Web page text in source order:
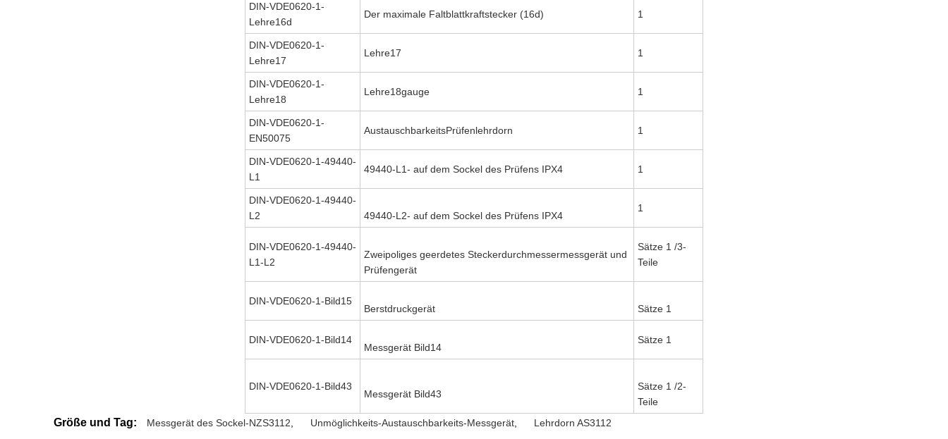
DIN-VDE0620-1-
Lehre16d
Der maximale Faltblattkraftstecker (16d) 1
DIN-VDE0620-1-
Lehre17
Lehre17 1
DIN-VDE0620-1-
Lehre18
Lehre18gauge 1
DIN-VDE0620-1-
EN50075
AustauschbarkeitsPrüfenlehrdorn 1
DIN-VDE0620-1-49440-
L1
49440-L1- auf dem Sockel des Prüfens IPX4 1
DIN-VDE0620-1-49440-
L2
49440-L2- auf dem Sockel des Prüfens IPX4
1
DIN-VDE0620-1-49440-
L1-L2
Zweipoliges geerdetes Steckerdurchmessermessgerät und
Prüfengerät
Sätze 1 /3-
Teile
DIN-VDE0620-1-Bild15
Berstdruckgerät Sätze 1
DIN-VDE0620-1-Bild14
Messgerät Bild14
Sätze 1
DIN-VDE0620-1-Bild43
Messgerät Bild43
Sätze 1 /2-
Teile
Größe und Tag: Messgerät des Sockel-NZS3112 Unmöglichkeits-Austauschbarkeits-Messgerät Lehrdorn AS3112